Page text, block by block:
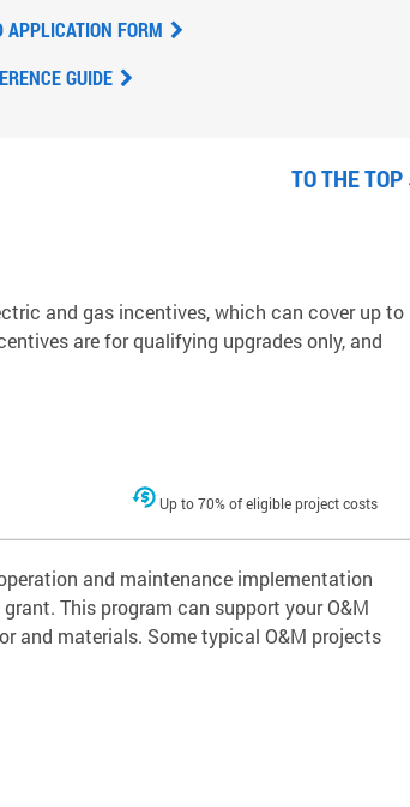
APPLICATION FORM
GUIDE
TO THE TOP
and gas incentives, which can cover up to
are for qualifying upgrades only, and
Up to 70% of eligible project costs
and maintenance implementation
This program can support your O&M
and materials. Some typical O&M projects